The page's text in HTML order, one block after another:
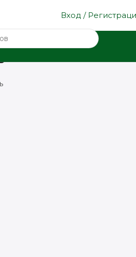
Вход /